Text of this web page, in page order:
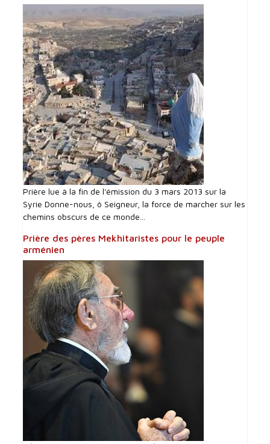
Prière lue à la fin de l'émission du 3 mars 2013 sur la
Syrie Donne-nous, ô Seigneur, la force de marcher sur les
chemins obscurs de ce monde...
Prière des pères Mekhitaristes pour le peuple
arménien